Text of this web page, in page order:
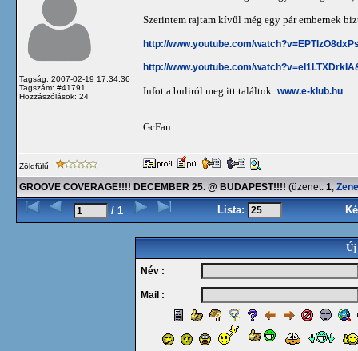
Tagság: 2007-02-19 17:34:36
Tagszám: #41791
Hozzászólások: 24
Szerintem rajtam kívűl még egy pár embernek
http://www.youtube.com/
http://www.youtube.com/
Infot a buliról meg itt találtok: www.e-klub.hu
GcFan
Zöldfülű
GROOVE COVERAGE!!!! DECEMBER 25. @ BUDAPEST!!!! (üzenet: 1, Zene
/ 1 Lista:
Új
Név :
Mail :